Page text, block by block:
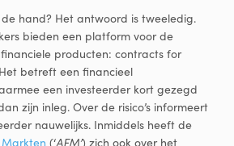
hand? Het antwoord is tweeledig.
bieden een platform voor de
producten: contracts for
betreft een financieel
een investeerder kort gezegd
zijn inleg. Over de risico’s informeert
nauwelijks. Inmiddels heeft de
(‘AFM’) zich ook over het